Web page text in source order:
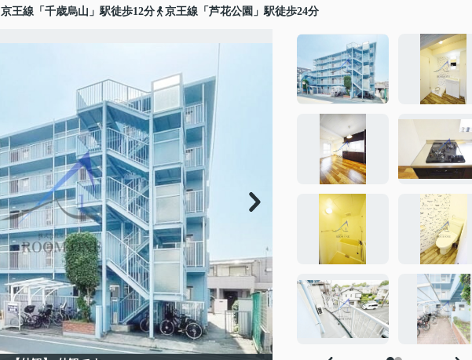
京王線「千歳烏山」駅徒歩12分 京王線「芦花公園」駅徒歩24分